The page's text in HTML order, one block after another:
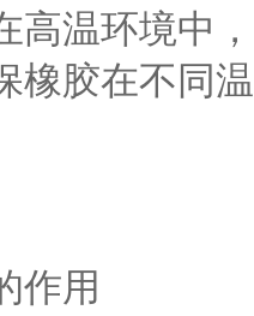
高温环境中
橡胶在不同
作用